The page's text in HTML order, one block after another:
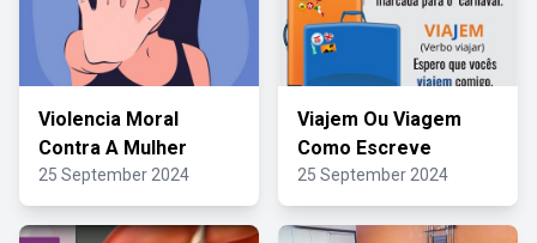
Violencia Moral
Contra A Mulher
25 September 2024
Viajem Ou Viagem
Como Escreve
25 September 2024